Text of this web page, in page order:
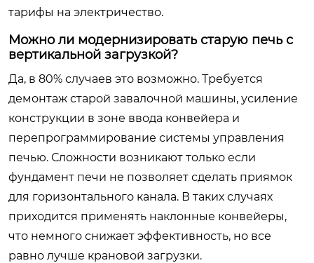
тарифы на электричество.
Можно ли модернизировать старую печь с
вертикальной загрузкой?
Да, в 80% случаев это возможно. Требуется
демонтаж старой завалочной машины, усиление
конструкции в зоне ввода конвейера и
перепрограммирование системы управления
печью. Сложности возникают только если
фундамент печи не позволяет сделать приямок
для горизонтального канала. В таких случаях
приходится применять наклонные конвейеры,
что немного снижает эффективность, но все
равно лучше крановой загрузки.